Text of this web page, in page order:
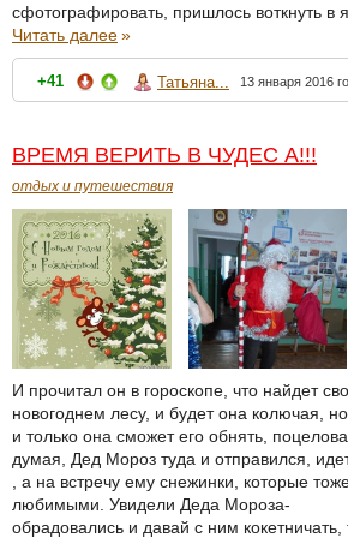
сфотографировать, пришлось воткнуть в
Читать далее»
+41 Татьяна... 13 января 2016
ВРЕМЯ ВЕРИТЬ В ЧУДЕС А!!!
отдых и путешествия
И прочитал он в гороскопе, что найдет
новогоднем лесу, и будет она колючая,
и только она сможет его обнять,
думая, Дед Мороз туда и отправился,
, а на встречу ему снежинки, которые
любимыми. Увидели Деда Мороза-
обрадовались и давай с ним кокетничать,